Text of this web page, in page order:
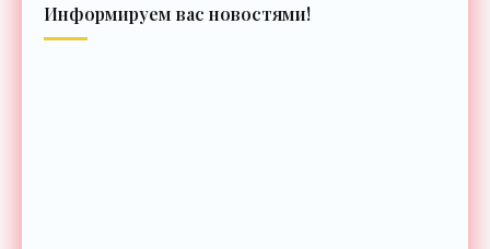
Информируем вас новостями!